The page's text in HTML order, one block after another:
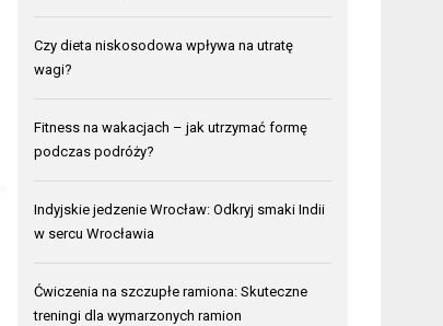
Czy dieta niskosodowa wpływa na utratę
wagi?
Fitness na wakacjach – jak utrzymać formę
podczas podróży?
Indyjskie jedzenie Wrocław: Odkryj smaki Indii
w sercu Wrocławia
Ćwiczenia na szczupłe ramiona: Skuteczne
treningi dla wymarzonych ramion